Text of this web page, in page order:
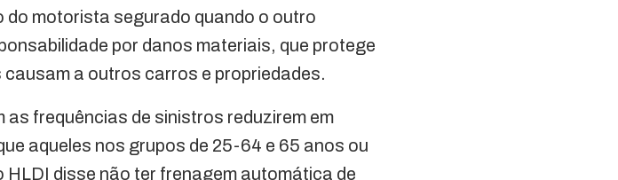
motorista segurado quando o outro
por danos materiais, que protege
a outros carros e propriedades.
frequências de sinistros reduzirem em
aqueles nos grupos de 25-64 e 65 anos ou
disse não ter frenagem automática de